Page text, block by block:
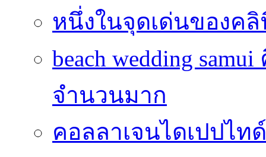
หนึ่งในจุดเด่นของค
beach wedding
จำนวนมาก
คอลลาเจนไดเปปไ